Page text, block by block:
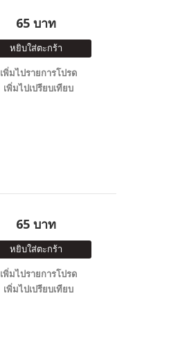
65 บาท
หยิบใส่ตะกร้า
เพิ่มไปรายการโปรด
เพิ่มไปเปรียบเทียบ
65 บาท
หยิบใส่ตะกร้า
เพิ่มไปรายการโปรด
เพิ่มไปเปรียบเทียบ